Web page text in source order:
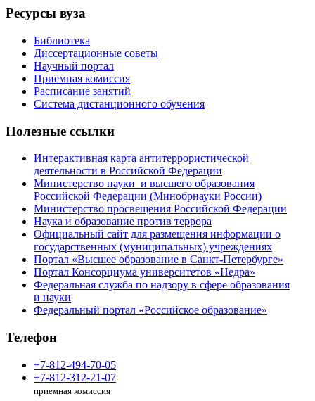
Ресурсы вуза
Библиотека
Диссертационные советы
Научный портал
Приемная комиссия
Расписание занятий
Система дистанционного обучения
Полезные ссылки
Интерактивная карта антитеррористической
деятельности в Российской Федерации
Министерство науки и высшего образования
Российской Федерации (Минобрнауки России)
Министерство просвещения Российской Федерации
Наука и образование против террора
Официальный сайт для размещения информации о
государственных (муниципальных) учреждениях
Портал «Высшее образование в Санкт-Петербурге»
Портал Консорциума университетов «Недра»
Федеральная служба по надзору в сфере образования
и науки
Федеральный портал «Российское образование»
Телефон
+7-812-494-70-05
+7-812-312-21-07
приемная комиссия